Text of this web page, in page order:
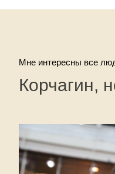
Мне интересны все
Корчагин,